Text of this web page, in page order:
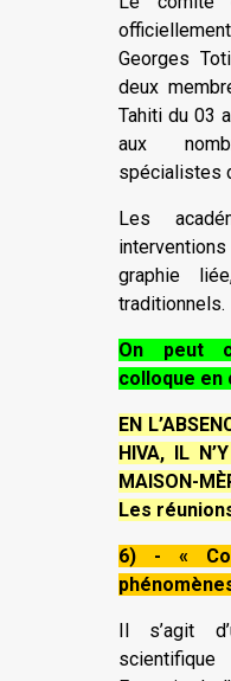
Georges
deux
Tahiti du 03
aux
spécialistes
Les
graphie
traditionnels.
On peut
colloque en
EN
HIVA, IL
MAISON-
Les
6) - «
Il s’agit